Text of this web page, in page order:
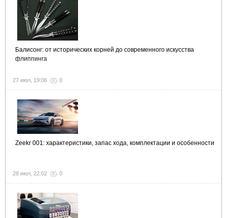
Балисонг: от исторических корней до современного искусства
флиппинга
27 июл, 19:06 0
Zeekr 001: характеристики, запас хода, комплектации и особенности
28 июл, 22:02 0